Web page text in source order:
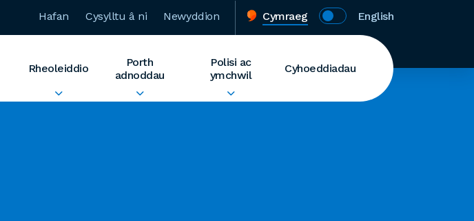
Hafan Cysylltu â ni Newyddion Cymraeg English
Rheoleiddio
Porth
adnoddau
Polisi ac
ymchwil
Cyhoeddiadau